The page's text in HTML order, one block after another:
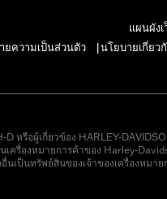
แผนผัง
ยความเป็นส่วนตัว นโยบายเกี่ยว
หรือผู้เกี่ยวข้อง HARLEY-
เครื่องหมายการค้าของ Harley-
นเป็นทรัพย์สินของเจ้าของเครื่องหมา